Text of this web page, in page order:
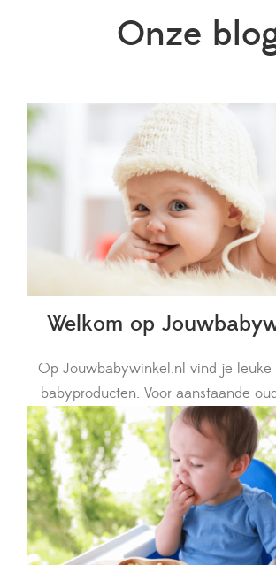
Onze
Welkom op
Op Jouwbabywinkel.nl vind je leuke
babyproducten. Voor aanstaande
oma's of als kraamcadeau of voor een